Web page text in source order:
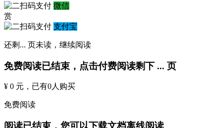
微信
赏
支付宝
还剩 ... 页未读， 继续阅读
免费阅读已结束，点击付费阅读剩下 ... 页
¥ 0 元 ，已有0人购买
免费阅读
阅读已结束，您可以下载文档离线阅读